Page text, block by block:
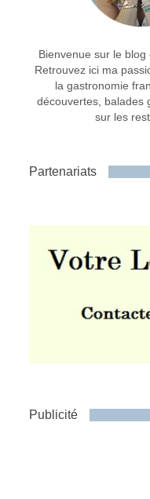
Bienvenue sur le
Retrouvez ici ma
la gastronomie
découvertes, balades
sur les
Partenariats
Publicité